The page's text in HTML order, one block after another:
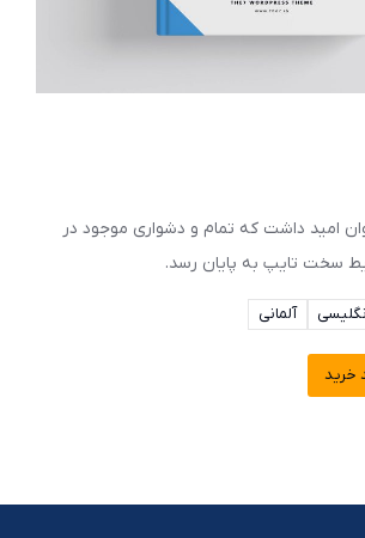
آلمانی
امید داشت که تمام و دشواری موجود در
سخت تایپ به پایان رسد.
خرید